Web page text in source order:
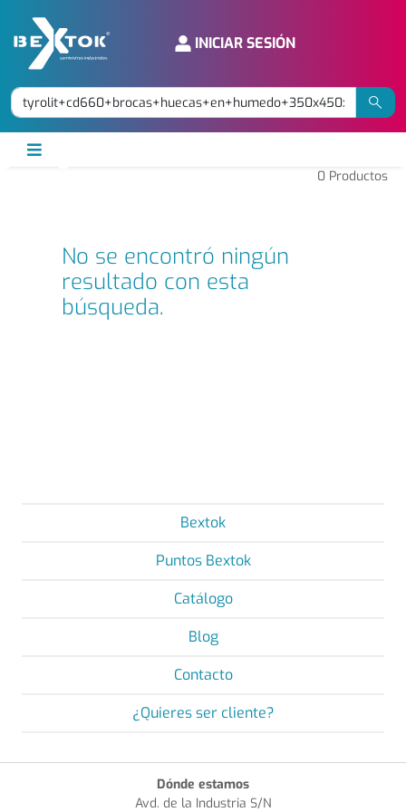
INICIAR SESIÓN
0 Productos
No se encontró ningún
resultado con esta
búsqueda.
Bextok
Puntos Bextok
Catálogo
Blog
Contacto
¿Quieres ser cliente?
Dónde estamos
Avd. de la Industria S/N